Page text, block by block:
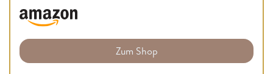
Zum Shop